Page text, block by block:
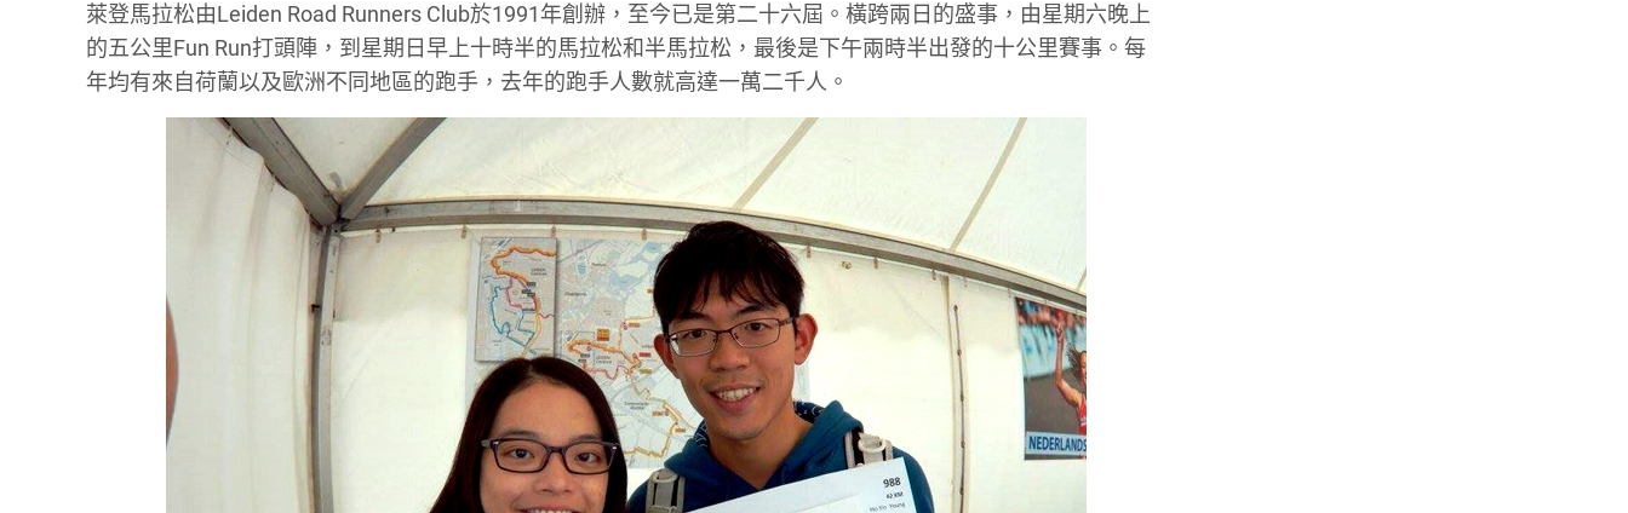
萊登馬拉松由Leiden Road Runners Club於1991年創辦，至今已是第二十六屆。橫跨兩日的盛事，由星期六晚上
的五公里Fun Run打頭陣，到星期日早上十時半的馬拉松和半馬拉松，最後是下午兩時半出發的十公里賽事。每
年均有來自荷蘭以及歐洲不同地區的跑手，去年的跑手人數就高達一萬二千人。